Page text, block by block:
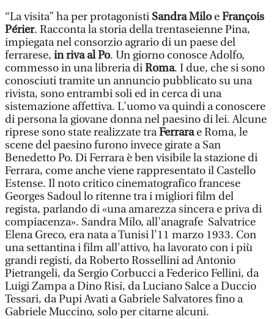
“La visita” ha per protagonisti Sandra MiloeFrançois
Périer. Racconta la storia della trentaseienne Pina,
impiegata nel consorzio agrario di un paese del
ferrarese, in riva al Po. Un giorno conosce Adolfo,
commesso in una libreria diRoma. I due, che si sono
conosciuti tramite un annuncio pubblicato su una
rivista, sono entrambi soli ed in cerca di una
sistemazione affettiva. L'uomo va quindi a conoscere
di persona la giovane donna nel paesino di lei. Alcune
riprese sono state realizzate traFerrarae Roma, le
scene del paesino furono invece girate a San
Benedetto Po. Di Ferrara è ben visibile la stazione di
Ferrara, come anche viene rappresentato il Castello
Estense. Il noto critico cinematografico francese
Georges Sadoul lo ritenne tra i migliori film del
regista, parlando di «una amarezza sincera e priva di
compiacenza». Sandra Milo, all'anagrafe Salvatrice
Elena Greco, era nata a Tunisi l'11 marzo 1933. Con
una settantina i film all'attivo, ha lavorato con i più
grandi registi, da Roberto Rossellini ad Antonio
Pietrangeli, da Sergio Corbucci a Federico Fellini, da
Luigi Zampa a Dino Risi, da Luciano Salce a Duccio
Tessari, da Pupi Avati a Gabriele Salvatores fino a
Gabriele Muccino, solo per citarne alcuni.